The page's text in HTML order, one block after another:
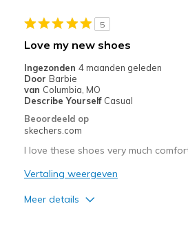
Beste toepassingen
Going Out
Travel
Width
View On Shoes
5
Love my new shoes
Ingezonden 4 maanden geleden
Door Barbie
van Columbia, MO
Describe Yourself Casual
Beoordeeld op
skechers.com
I love these shoes very much
Vertaling weergeven
Meer details